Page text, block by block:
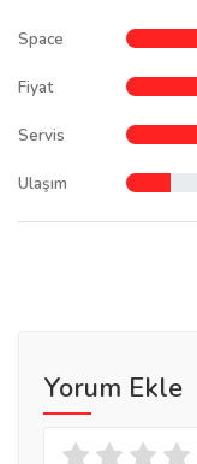
Space
Fiyat
Servis
Ulaşım
Yorum Ekle